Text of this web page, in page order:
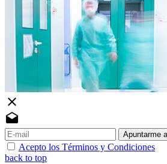
close
drafts
Apuntarme
Acepto los Términos y Condiciones
back to top